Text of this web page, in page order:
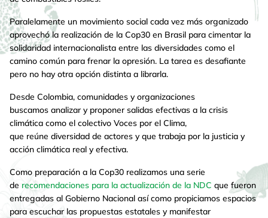
Paralelamente un movimiento social cada vez más organizado
aprovechó la realización de la Cop30 en Brasil para cimentar la
solidaridad internacionalista entre las diversidades como el
camino común para frenar la opresión. La tarea es desafiante
pero no hay otra opción distinta a librarla.
Desde Colombia, comunidades y organizaciones
buscamos analizar y proponer salidas efectivas a la crisis
climática como el colectivo Voces por el Clima,
que reúne diversidad de actores y que trabaja por la justicia y
acción climática real y efectiva.
Como preparación a la Cop30 realizamos una serie
de recomendaciones para la actualización de la NDC que fueron
entregadas al Gobierno Nacional así como propiciamos espacios
para escuchar las propuestas estatales y manifestar